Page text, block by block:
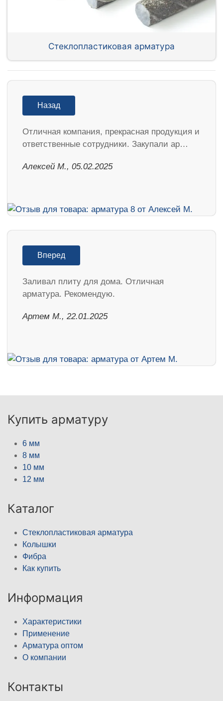
Стеклопластиковая арматура
Назад
Отличная компания, прекрасная продукция и
ответственные сотрудники. Закупали ар…
Алексей М., 05.02.2025
Вперед
Заливал плиту для дома. Отличная
арматура. Рекомендую.
Артем М., 22.01.2025
Купить арматуру
6 мм
8 мм
10 мм
12 мм
Каталог
Стеклопластиковая арматура
Колышки
Фибра
Как купить
Информация
Характеристики
Применение
Арматура оптом
О компании
Контакты